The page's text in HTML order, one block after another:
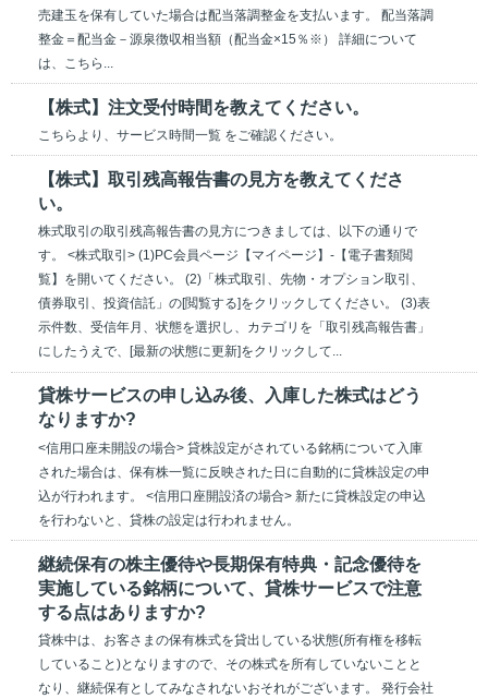
売建玉を保有していた場合は配当落調整金を支払います。 配当落調
整金＝配当金－源泉徴収相当額（配当金×15％※） 詳細について
は、こちら...
【株式】注文受付時間を教えてください。
こちらより、サービス時間一覧 をご確認ください。
【株式】取引残高報告書の見方を教えてくださ
い。
株式取引の取引残高報告書の見方につきましては、以下の通りで
す。 <株式取引> (1)PC会員ページ【マイページ】-【電子書類閲
覧】を開いてください。 (2)「株式取引、先物・オプション取引、
債券取引、投資信託」の[閲覧する]をクリックしてください。 (3)表
示件数、受信年月、状態を選択し、カテゴリを「取引残高報告書」
にしたうえで、[最新の状態に更新]をクリックして...
貸株サービスの申し込み後、入庫した株式はどう
なりますか?
<信用口座未開設の場合> 貸株設定がされている銘柄について入庫
された場合は、保有株一覧に反映された日に自動的に貸株設定の申
込が行われます。 <信用口座開設済の場合> 新たに貸株設定の申込
を行わないと、貸株の設定は行われません。
継続保有の株主優待や長期保有特典・記念優待を
実施している銘柄について、貸株サービスで注意
する点はありますか?
貸株中は、お客さまの保有株式を貸出している状態(所有権を移転
していること)となりますので、その株式を所有していないことと
なり、継続保有としてみなされないおそれがございます。 発行会社